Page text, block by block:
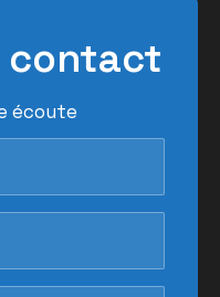
contact
écoute